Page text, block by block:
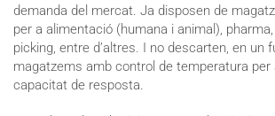
demanda del mercat. Ja disposen de
per a alimentació (humana i animal), pharma,
picking, entre d’altres. I no descarten, en un
magatzems amb control de temperatura per
capacitat de resposta.